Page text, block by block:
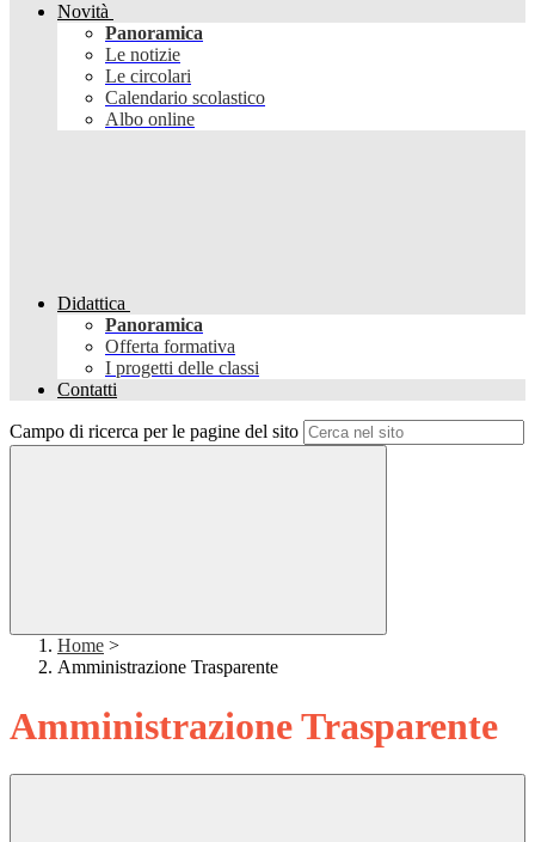
Novità
Panoramica
Le notizie
Le circolari
Calendario scolastico
Albo online
Didattica
Panoramica
Offerta formativa
I progetti delle classi
Contatti
Campo di ricerca per le pagine del sito
Home >
Amministrazione Trasparente
Amministrazione Trasparente